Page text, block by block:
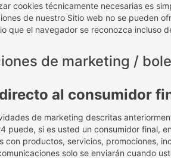
cookies técnicamente necesarias es
de nuestro Sitio web no se pueden
que el navegador se reconozca incluso
de marketing /
al consumidor
de marketing descritas
puede, si es usted un consumidor final,
con productos, servicios, promociones,
solo se enviarán cuando